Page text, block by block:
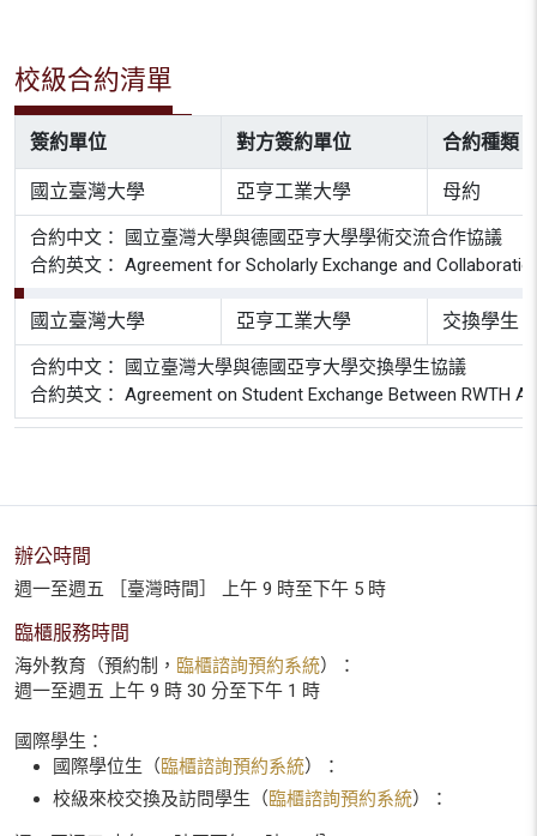
校級合約清單
簽約單位 對方簽約單位 合約種類
國立臺灣大學 亞亨工業大學 母約
合約中文： 國立臺灣大學與德國亞亨大學學術交流合作協議
合約英文： Agreement for Scholarly Exchange and
國立臺灣大學 亞亨工業大學 交換學生
合約中文： 國立臺灣大學與德國亞亨大學交換學生協議
合約英文： Agreement on Student Exchange Between RWTH
辦公時間
週一至週五 ［臺灣時間］ 上午 9 時至下午 5 時
臨櫃服務時間
海外教育（預約制， 臨櫃諮詢預約系統）：
週一至週五 上午 9 時 30 分至下午 1 時
國際學生：
國際學位生（臨櫃諮詢預約系統）：
校級來校交換及訪問學生（臨櫃諮詢預約系統）：